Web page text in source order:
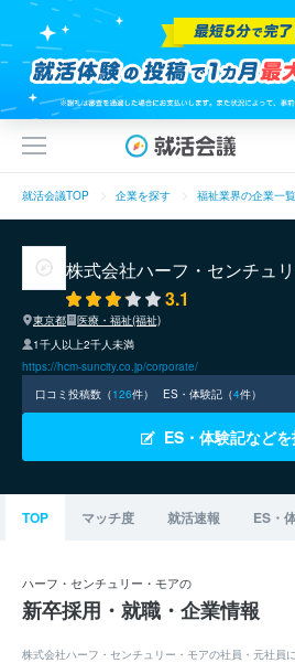
就活会議TOP 企業を探す 福祉業界の企業一覧
株式会社ハーフ・センチュ
3.1
東京都
医療・福祉(福祉)
1千人以上2千人未満
https://hcm-suncity.co.jp/corporate/
口コミ投稿数（126件） ES・体験記（4件）
ES・体験記など
TOP マッチ度 就活速報 ES・
ハーフ・センチュリー・モアの
新卒採用・就職・企業情報
株式会社ハーフ・センチュリー・モアの社員・元社員